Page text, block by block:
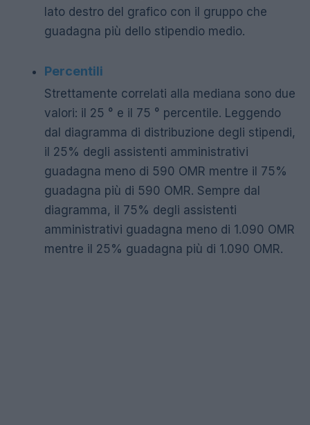
lato destro del grafico con il gruppo che
guadagna più dello stipendio medio.
Percentili
Strettamente correlati alla mediana sono due
valori: il 25 ° e il 75 ° percentile. Leggendo
dal diagramma di distribuzione degli stipendi,
il 25% degli assistenti amministrativi
guadagna meno di 590 OMR mentre il 75%
guadagna più di 590 OMR. Sempre dal
diagramma, il 75% degli assistenti
amministrativi guadagna meno di 1.090 OMR
mentre il 25% guadagna più di 1.090 OMR.